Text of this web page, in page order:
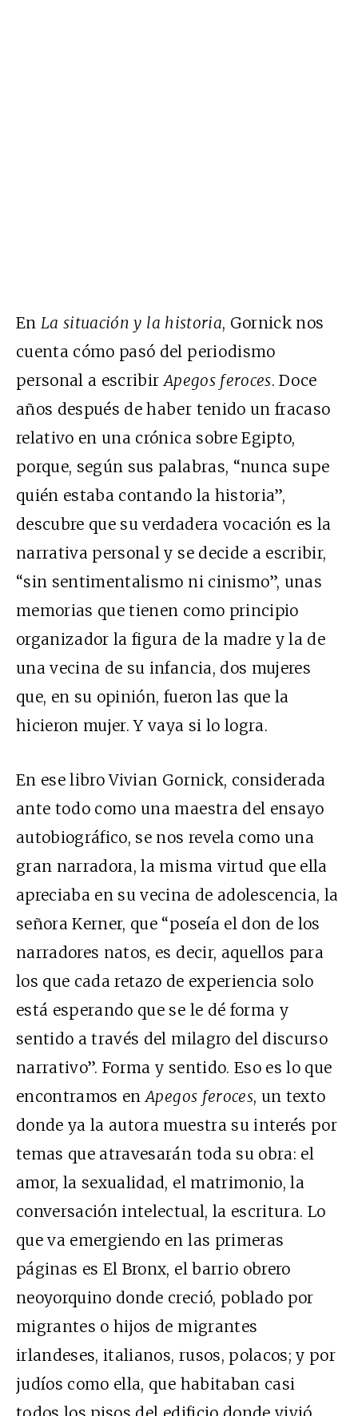
EnLa situación y la historia, Gornick nos
cuenta cómo pasó del periodismo
personal a escribirApegos feroces. Doce
años después de haber tenido un fracaso
relativo en una crónica sobre Egipto,
porque, según sus palabras, “nunca supe
quién estaba contando la historia”,
descubre que su verdadera vocación es la
narrativa personal y se decide a escribir,
“sin sentimentalismo ni cinismo”, unas
memorias que tienen como principio
organizador la figura de la madre y la de
una vecina de su infancia, dos mujeres
que, en su opinión, fueron las que la
hicieron mujer. Y vaya si lo logra.
En ese libro Vivian Gornick, considerada
ante todo como una maestra del ensayo
autobiográfico, se nos revela como una
gran narradora, la misma virtud que ella
apreciaba en su vecina de adolescencia, la
señora Kerner, que “poseía el don de los
narradores natos, es decir, aquellos para
los que cada retazo de experiencia solo
está esperando que se le dé forma y
sentido a través del milagro del discurso
narrativo”. Forma y sentido. Eso es lo que
encontramos enApegos feroces, un texto
donde ya la autora muestra su interés por
temas que atravesarán toda su obra: el
amor, la sexualidad, el matrimonio, la
conversación intelectual, la escritura. Lo
que va emergiendo en las primeras
páginas es El Bronx, el barrio obrero
neoyorquino donde creció, poblado por
migrantes o hijos de migrantes
irlandeses, italianos, rusos, polacos; y por
judíos como ella, que habitaban casi